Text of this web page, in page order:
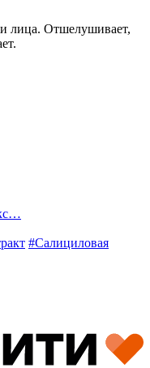
лица. Отшелушивает,
#Салициловая